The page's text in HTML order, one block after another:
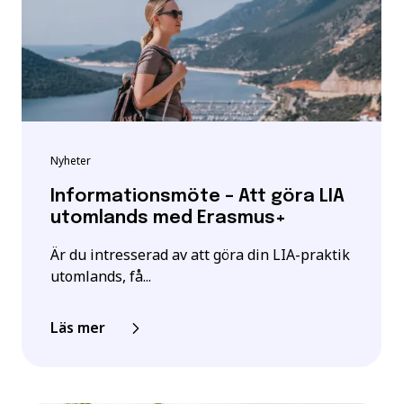
Nyheter
Informationsmöte – Att göra LIA
utomlands med Erasmus+
Är du intresserad av att göra din LIA-praktik
utomlands, få...
Läs mer